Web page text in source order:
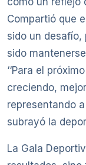
Compartió que
sido un desafío,
sido
‘‘Para el
creciendo,
representando a
subrayó la
La Gala